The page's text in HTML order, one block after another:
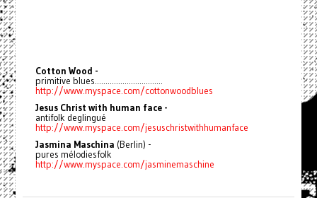
Cotton Wood -
primitive blues................................
http://www.myspace.com/cottonwoodblues
Jesus Christ with human face -
antifolk deglingué
http://www.myspace.com/jesuschristwithhumanface
Jasmina Maschina (Berlin) -
pures mélodiesfolk
http://www.myspace.com/jasminemaschine